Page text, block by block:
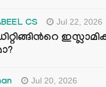
CS Jul 22, 2026
Jul 20, 2026